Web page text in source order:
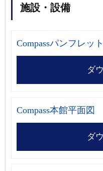
施設・設備
Compassパンフレット
ダ
Compass本館平面図
ダ